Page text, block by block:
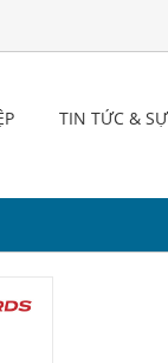
TIN TỨC &